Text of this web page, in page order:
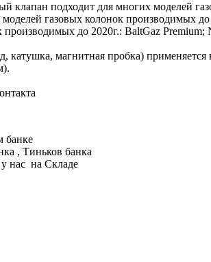
клапан подходит для многих моделей
газовых колонок производимых
производимых до 2020г.: BaltGaz
катушка, магнитная пробка)
банке
, Тиньков банка
нас на Складе